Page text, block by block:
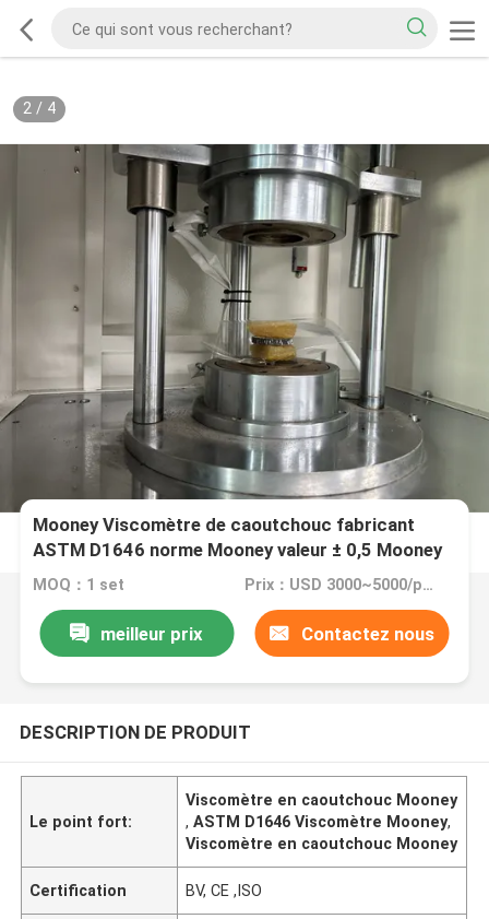
2/ 4
Mooney Viscomètre de caoutchouc fabricant
ASTM D1646 norme Mooney valeur ± 0,5 Mooney
Viscomètre pour caoutchouc
MOQ：1 set Prix：USD 3000~5000/per set
meilleur prix Contactez nous
DESCRIPTION DE PRODUIT
Le point fort:
Viscomètre en caoutchouc Mooney
,ASTM D1646 Viscomètre Mooney,
Viscomètre en caoutchouc Mooney
Certification BV, CE ,ISO